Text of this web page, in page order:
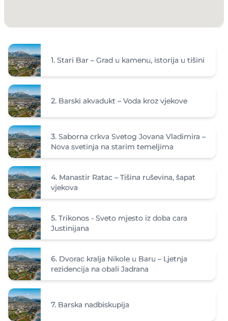
1. Stari Bar – Grad u kamenu, istorija u tišini
2. Barski akvadukt – Voda kroz vjekove
3. Saborna crkva Svetog Jovana Vladimira –
Nova svetinja na starim temeljima
4. Manastir Ratac – Tišina ruševina, šapat
vjekova
5. Trikonos - Sveto mjesto iz doba cara
Justinijana
6. Dvorac kralja Nikole u Baru – Ljetnja
rezidencija na obali Jadrana
7. Barska nadbiskupija